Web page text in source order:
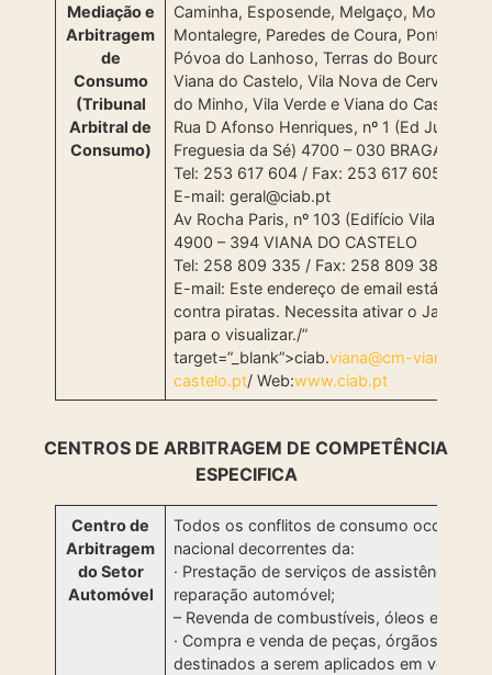
Mediação e
Arbitragem
de
Consumo
(Tribunal
Arbitral de
Consumo)
Caminha, Esposende, Melgaço, Monção,
Montalegre, Paredes de Coura, Ponte da
Póvoa do Lanhoso, Terras do Bouro,
Viana do Castelo, Vila Nova de Cerveira,
do Minho, Vila Verde e Viana do Castelo.
Rua D Afonso Henriques, nº 1 (Ed Junta de
Freguesia da Sé) 4700 – 030 BRAGA
Tel: 253 617 604 / Fax: 253 617 605
E-mail: geral@ciab.pt
Av Rocha Paris, nº 103 (Edifício Vila Rosa)
4900 – 394 VIANA DO CASTELO
Tel: 258 809 335 / Fax: 258 809 389
E-mail: Este endereço de email está
contra piratas. Necessita ativar o
para o visualizar./”
target=”_blank”>ciab.viana@cm-viana-
castelo.pt/ Web:www.ciab.pt
CENTROS DE ARBITRAGEM DE COMPETÊNCIA
ESPECIFICA
Centro de
Arbitragem
do Setor
Automóvel
Todos os conflitos de consumo ocorridos
nacional decorrentes da:
· Prestação de serviços de assistência,
reparação automóvel;
– Revenda de combustíveis, óleos e
· Compra e venda de peças, órgãos e
destinados a serem aplicados em